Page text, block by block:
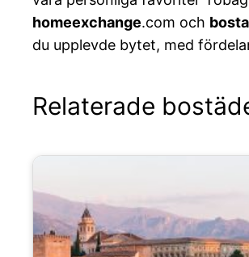
homeexchange.com och
du upplevde bytet, med
Relaterade